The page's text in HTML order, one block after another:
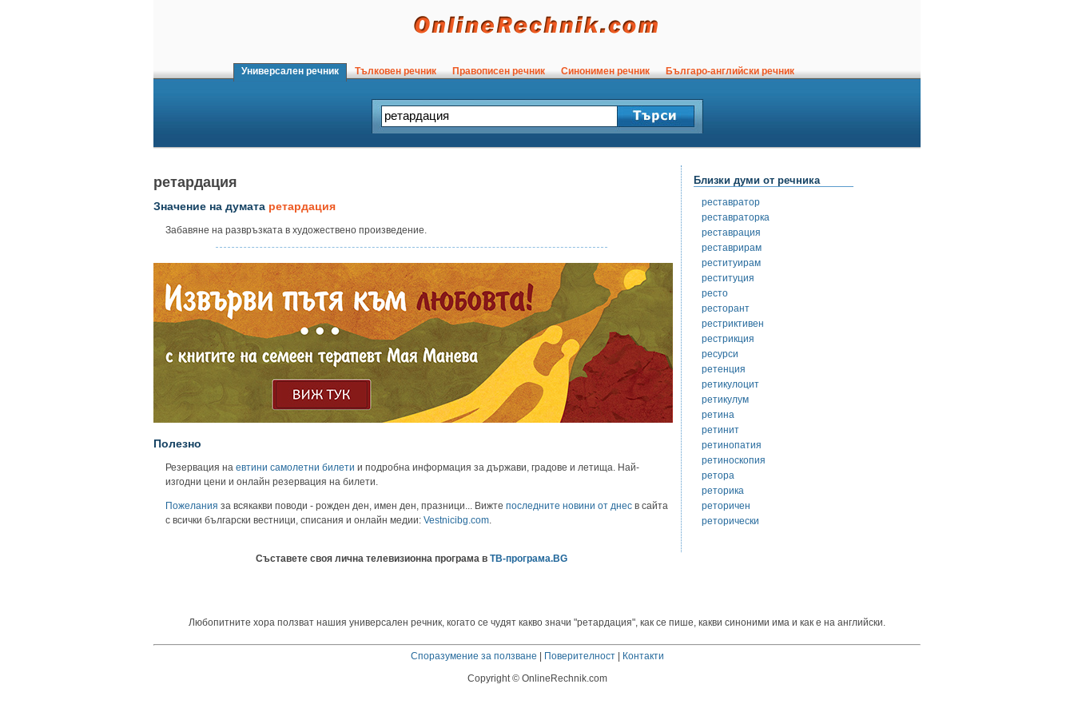
Универсален речник Тълковен речник Правописен речник Синонимен речник Българо-английски речник
ретардация
Значение на думата ретардация
Забавяне на развръзката в художествено произведение.
Полезно
Резервация на евтини самолетни билети и подробна информация за държави, градове и летища. Най-
изгодни цени и онлайн резервация на билети.
Пожелания за всякакви поводи - рожден ден, имен ден, празници... Вижте последните новини от днес в сайта
с всички български вестници, списания и онлайн медии: Vestnicibg.com
Съставете своя лична телевизионна програма в ТВ-програма.BG
Близки думи от речника
реставратор
реставраторка
реставрация
реставрирам
реституирам
реституция
ресто
ресторант
рестриктивен
рестрикция
ресурси
ретенция
ретикулоцит
ретикулум
ретина
ретинит
ретинопатия
ретиноскопия
ретора
реторика
реторичен
реторически
Любопитните хора ползват нашия универсален речник, когато се чудят какво значи "ретардация", как се пише, какви синоними има и как е на английски.
Споразумение за ползване | Поверителност| Контакти
Copyright © OnlineRechnik.com